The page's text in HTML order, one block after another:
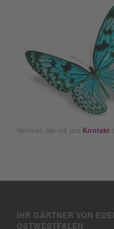
Nehmen Sie mit uns Kontakt
IHR GÄRTNER VON
OSTWESTFALEN